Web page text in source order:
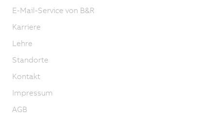
E-Mail-Service von B&R
Karriere
Lehre
Standorte
Kontakt
Impressum
AGB